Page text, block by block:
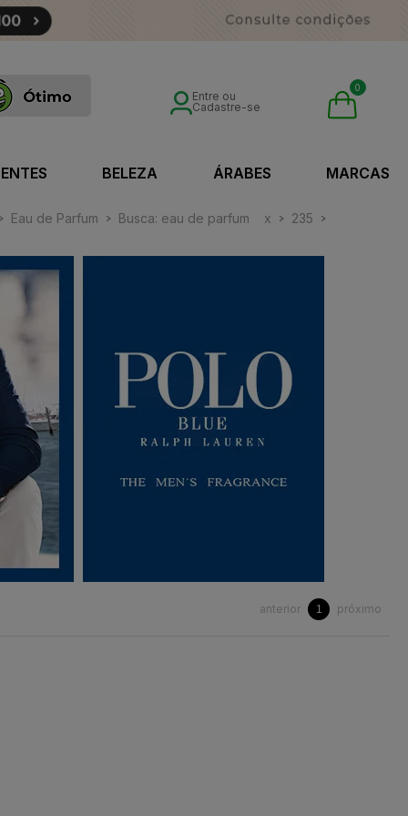
Entre ou
Cadastre-se
0
BELEZA ÁRABES MARCAS
Eau de Parfum Busca: eau de parfum x
235
anterior 1 próximo